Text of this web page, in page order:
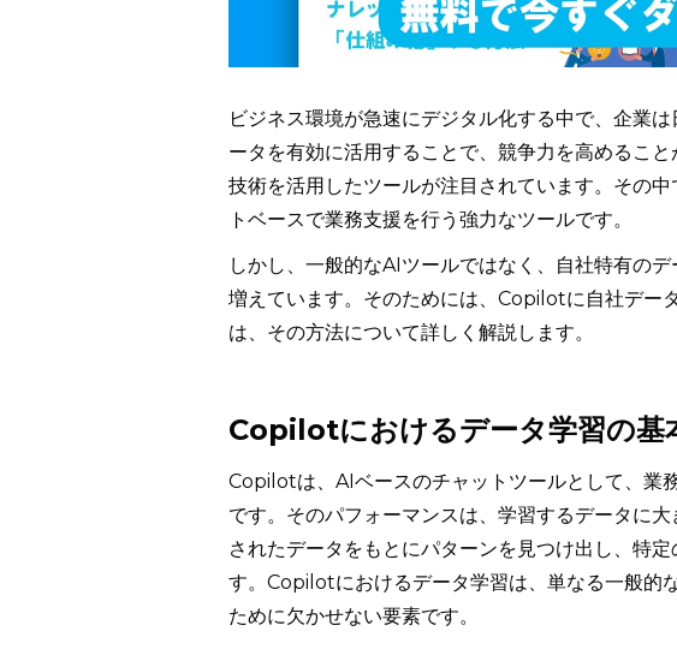
ビジネス環境が急速にデジタル化する中で、企業
ータを有効に活用することで、競争力を高めるこ
技術を活用したツールが注目されています。その
トベースで業務支援を行う強力なツールです。
しかし、一般的なAIツールではなく、自社特有の
増えています。そのためには、Copilotに自社デー
は、その方法について詳しく解説します。
Copilotにおけるデータ学習の基
Copilotは、AIベースのチャットツールとして、業
です。そのパフォーマンスは、学習するデータに
されたデータをもとにパターンを見つけ出し、特
す。Copilotにおけるデータ学習は、単なる一般的
ために欠かせない要素です。